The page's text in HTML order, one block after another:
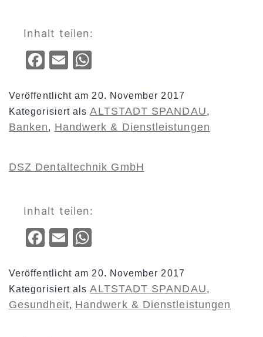
Inhalt teilen:
Facebook
Email
Veröffentlicht am 20. November 2017
Kategorisiert alsALTSTADT SPANDAU,
Banken, Handwerk & Dienstleistungen
DSZ Dentaltechnik GmbH
Inhalt teilen:
Facebook
Email
Veröffentlicht am 20. November 2017
Kategorisiert alsALTSTADT SPANDAU,
Gesundheit, Handwerk & Dienstleistungen